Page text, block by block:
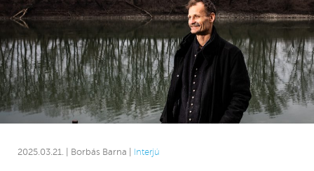
2025.03.21. | Borbás Barna | Interjú